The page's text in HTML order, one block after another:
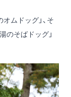
オムドッグ」、そ
のそばドッグ」